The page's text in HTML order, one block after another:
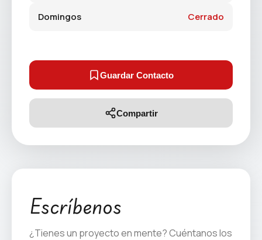
Domingos Cerrado
Guardar Contacto
Compartir
Escríbenos
¿Tienes un proyecto en mente? Cuéntanos los